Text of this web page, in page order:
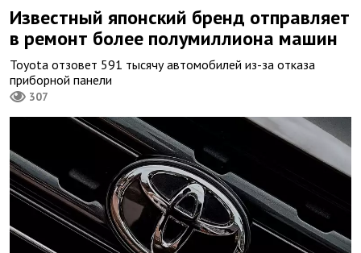
Известный японский бренд отправляет
в ремонт более полумиллиона машин
Toyota отзовет 591 тысячу автомобилей из-за отказа
приборной панели
307